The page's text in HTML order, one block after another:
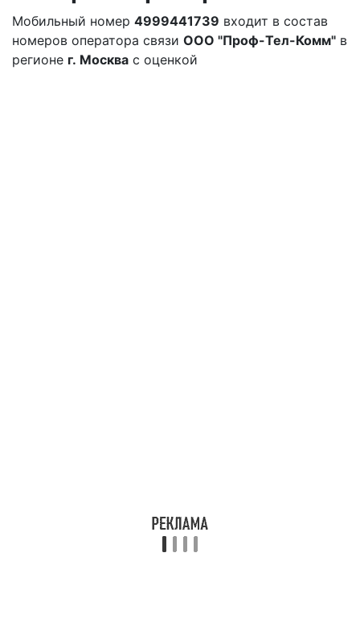
Мобильный номер 4999441739 входит в состав
номеров оператора связи ООО "Проф-Тел-Комм" в
регионе г. Москва с оценкой